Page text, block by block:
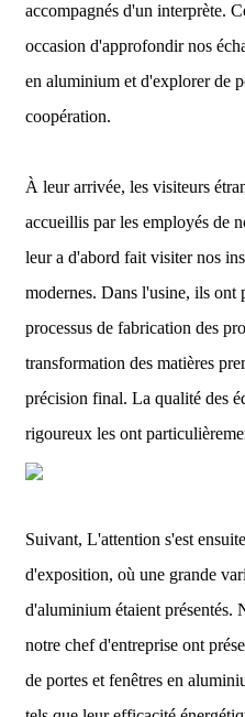
accompagnés d'un interprète.
occasion d'approfondir nos
en aluminium et d'explorer de
coopération.
À leur arrivée, les visiteurs
accueillis par les employés de
leur a d'abord fait visiter nos
modernes. Dans l'usine, ils ont
processus de fabrication des
transformation des matières
précision final. La qualité des
rigoureux les ont
Suivant, L'attention s'est
d'exposition, où une grande
d'aluminium étaient présentés.
notre chef d'entreprise ont
de portes et fenêtres en